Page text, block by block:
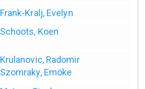
Frank-Kralj, Evelyn
Schoots, Koen
Krulanovic, Radomir
Szomraky, Emöke